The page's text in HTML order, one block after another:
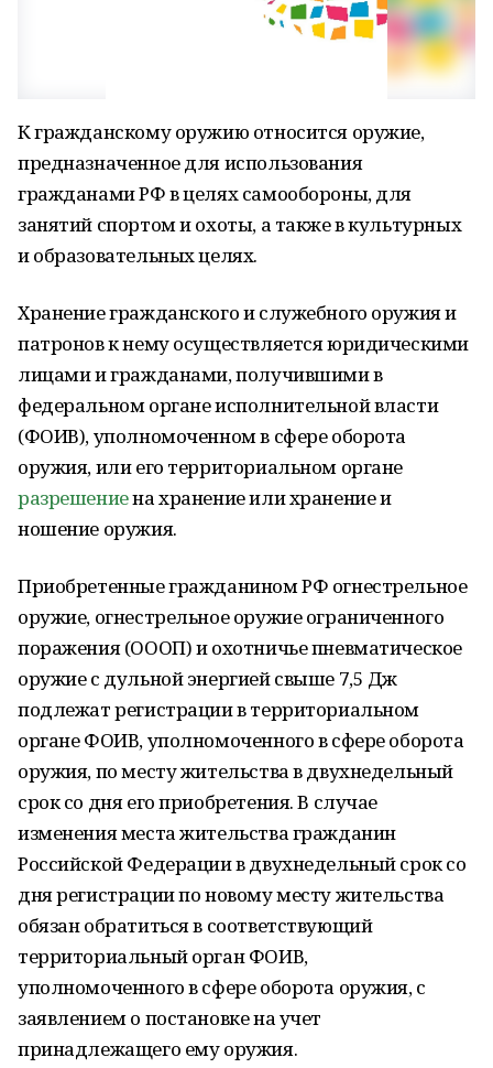
К гражданскому оружию относится оружие,
предназначенное для использования
гражданами РФ в целях самообороны, для
занятий спортом и охоты, а также в культурных
и образовательных целях.
Хранение гражданского и служебного оружия и
патронов к нему осуществляется юридическими
лицами и гражданами, получившими в
федеральном органе исполнительной власти
(ФОИВ), уполномоченном в сфере оборота
оружия, или его территориальном органе
разрешениена хранение или хранение и
ношение оружия.
Приобретенные гражданином РФ огнестрельное
оружие, огнестрельное оружие ограниченного
поражения (ОООП) и охотничье пневматическое
оружие с дульной энергией свыше 7,5 Дж
подлежат регистрации в территориальном
органе ФОИВ, уполномоченного в сфере оборота
оружия, по месту жительства в двухнедельный
срок со дня его приобретения. В случае
изменения места жительства гражданин
Российской Федерации в двухнедельный срок со
дня регистрации по новому месту жительства
обязан обратиться в соответствующий
территориальный орган ФОИВ,
уполномоченного в сфере оборота оружия, с
заявлением о постановке на учет
принадлежащего ему оружия.